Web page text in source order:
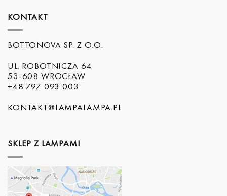
KONTAKT
BOTTONOVA SP. Z O.O.
UL. ROBOTNICZA 64
53-608 WROCŁAW
+48 797 093 003
KONTAKT@LAMPALAMPA.PL
SKLEP Z LAMPAMI